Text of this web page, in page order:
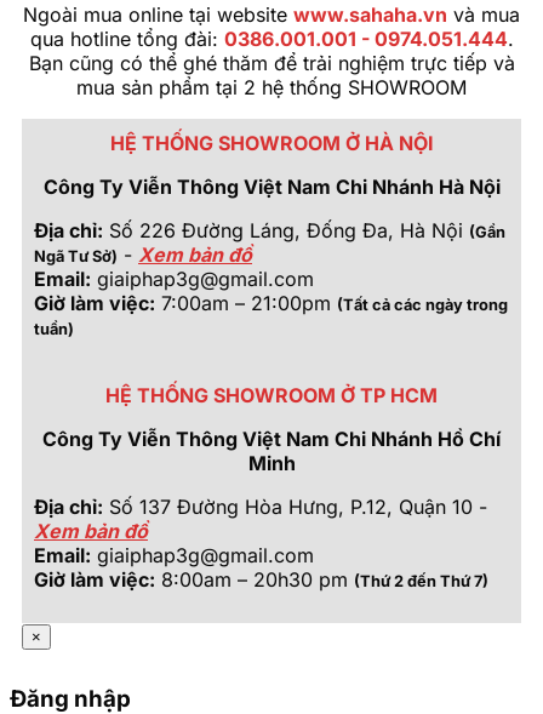
Ngoài mua online tại website www.sahaha.vn và mua
qua hotline tổng đài: 0386.001.001 - 0974.051.444.
Bạn cũng có thể ghé thăm để trải nghiệm trực tiếp và
mua sản phẩm tại 2 hệ thống SHOWROOM
HỆ THỐNG SHOWROOM Ở HÀ NỘI
Công Ty Viễn Thông Việt Nam Chi Nhánh Hà Nội
Địa chỉ: Số 226 Đường Láng, Đống Đa, Hà Nội (Gần
Ngã Tư Sở) - Xem bản đồ
Email: giaiphap3g@gmail.com
Giờ làm việc: 7:00am – 21:00pm (Tất cả các ngày trong
tuần)
HỆ THỐNG SHOWROOM Ở TP HCM
Công Ty Viễn Thông Việt Nam Chi Nhánh Hồ Chí
Minh
Địa chỉ: Số 137 Đường Hòa Hưng, P.12, Quận 10 -
Xem bản đồ
Email: giaiphap3g@gmail.com
Giờ làm việc: 8:00am – 20h30 pm (Thứ 2 đến Thứ 7)
×
Đăng nhập